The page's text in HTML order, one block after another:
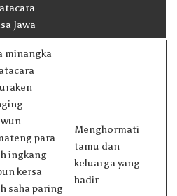
Jawa
minangka
para
ingkang
kersa
saha paring
Menghormati
tamu dan
keluarga yang
hadir